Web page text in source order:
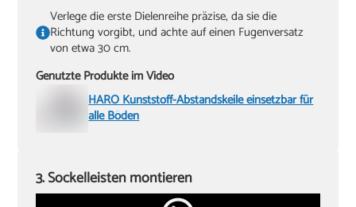
Verlege die erste Dielenreihe präzise, da sie die
Richtung vorgibt, und achte auf einen Fugenversatz
von etwa 30 cm.
Genutzte Produkte im Video
HARO Kunststoff-Abstandskeile einsetzbar für
alle Böden
3. Sockelleisten montieren